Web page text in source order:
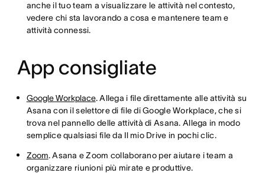
anche il tuo team a visualizzare le attività nel contesto,
vedere chi sta lavorando a cosa e mantenere team e
attività connessi.
App consigliate
Google Workplace. Allega i file direttamente alle attività su
Asana con il selettore di file di Google Workplace, che si
trova nel pannello delle attività di Asana. Allega in modo
semplice qualsiasi file da Il mio Drive in pochi clic.
Zoom. Asana e Zoom collaborano per aiutare i team a
organizzare riunioni più mirate e produttive.